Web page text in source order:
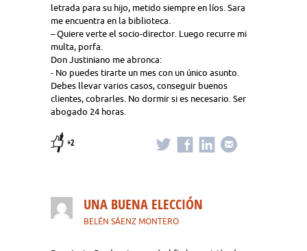
letrada para su hijo, metido siempre en líos. Sara
me encuentra en la biblioteca.
– Quiere verte el socio-director. Luego recurre mi
multa, porfa.
Don Justiniano me abronca:
- No puedes tirarte un mes con un único asunto.
Debes llevar varios casos, conseguir buenos
clientes, cobrarles. No dormir si es necesario. Ser
abogado 24 horas.
+2
UNA BUENA ELECCIÓN
BELÉN SÁENZ MONTERO